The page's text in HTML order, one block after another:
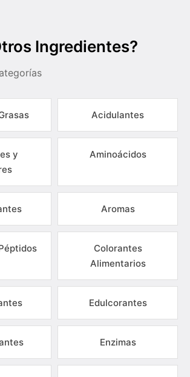
Ingredientes?
Acidulantes
y
Aminoácidos
Aromas
Colorantes
Alimentarios
Edulcorantes
Enzimas